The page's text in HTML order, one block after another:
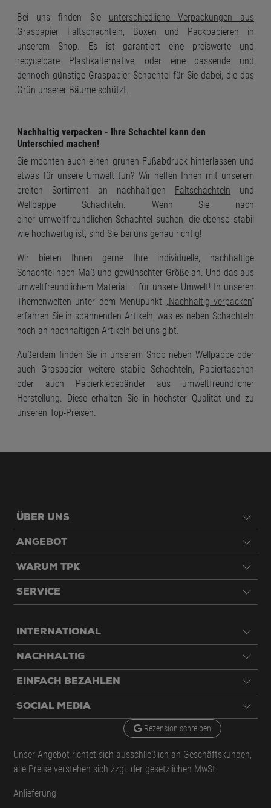
Bei uns finden Sie unterschiedliche Verpackungen aus
Graspapier Faltschachteln, Boxen und Packpapieren in
unserem Shop. Es ist garantiert eine preiswerte und
recycelbare Plastikalternative, oder eine passende und
dennoch günstige Graspapier Schachtel für Sie dabei, die das
Grün unserer Bäume schützt.
Nachhaltig verpacken - Ihre Schachtel kann den
Unterschied machen!
Sie möchten auch einen grünen Fußabdruck hinterlassen und
etwas für unsere Umwelt tun? Wir helfen Ihnen mit unserem
breiten Sortiment an nachhaltigen
Faltschachteln und
Wellpappe Schachteln. Wenn Sie nach
einer umweltfreundlichen Schachtel suchen, die ebenso stabil
wie hochwertig ist, sind Sie bei uns genau richtig!
Wir bieten Ihnen gerne Ihre individuelle, nachhaltige
Schachtel nach Maß und gewünschter Größe an. Und das aus
umweltfreundlichem Material – für unsere Umwelt! In unseren
Themenwelten unter dem Menüpunkt „Nachhaltig verpacken“
erfahren Sie in spannenden Artikeln, was es neben Schachteln
noch an nachhaltigen Artikeln bei uns gibt.
Außerdem finden Sie in unserem Shop neben Wellpappe oder
auch Graspapier weitere stabile Schachteln, Papiertaschen
oder auch Papierklebebänder aus umweltfreundlicher
Herstellung. Diese erhalten Sie in höchster Qualität und zu
unseren Top-Preisen.
ÜBER UNS
ANGEBOT
WARUM TPK
SERVICE
INTERNATIONAL
NACHHALTIG
EINFACH BEZAHLEN
SOCIAL MEDIA
Rezension schreiben
Unser Angebot richtet sich ausschließlich an Geschäftskunden,
alle Preise verstehen sich zzgl. der gesetzlichen MwSt.
Anlieferung